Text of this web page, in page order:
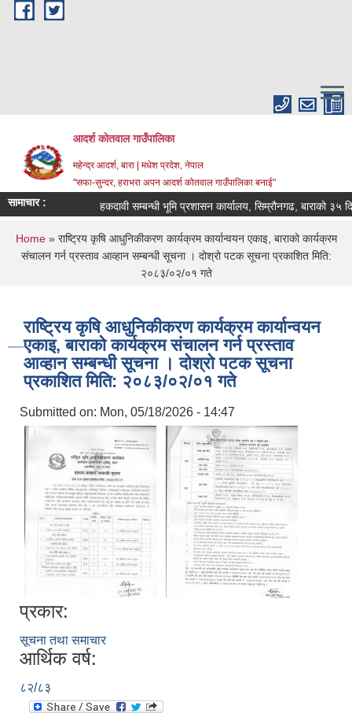
Skip to main content
आदर्श कोतवाल गाउँपालिका
महेन्द्र आदर्श, बारा | मधेश प्रदेश, नेपाल
"सफा-सुन्दर, हराभरा अपन आदर्श कोतवाल गाउँपालिका बनाई"
सामाचार : हकदावी सम्बन्धी भूमि प्रशासन कार्यालय, सिम्रौनगढ, बाराको ३५
You are here
Home» राष्ट्रिय कृषि आधुनिकीकरण कार्यक्रम कार्यान्वयन एकाइ, बाराको कार्यक्रम
संचालन गर्न प्रस्ताव आव्हान सम्बन्धी सूचना । दोश्रो पटक सूचना प्रकाशित मिति:
२०८३/०२/०१ गते
राष्ट्रिय कृषि आधुनिकीकरण कार्यक्रम कार्यान्वयन
एकाइ, बाराको कार्यक्रम संचालन गर्न प्रस्ताव
आव्हान सम्बन्धी सूचना । दोश्रो पटक सूचना
प्रकाशित मिति: २०८३/०२/०१ गते
Submitted on: Mon, 05/18/2026 - 14:47
प्रकार:
सूचना तथा समाचार
आर्थिक वर्ष:
८२/८३